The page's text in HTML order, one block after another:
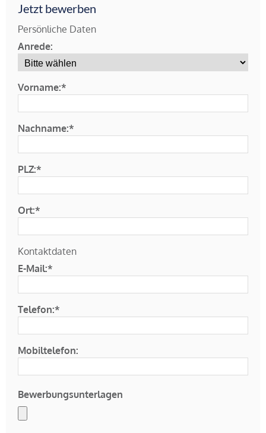
Jetzt bewerben
Persönliche Daten
Anrede:
Vorname:*
Nachname:*
PLZ:*
Ort:*
Kontaktdaten
E-Mail:*
Telefon:*
Mobiltelefon:
Bewerbungsunterlagen